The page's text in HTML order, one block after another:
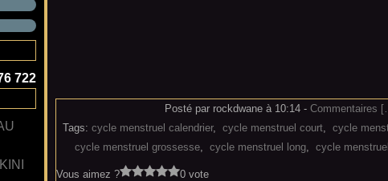
722
Posté par rockdwane à 10:14 - Commentaires [
Tags: cycle menstruel calendrier, cycle menstruel court, cycle
cycle menstruel grossesse, cycle menstruel long, cycle
Vous aimez ? 0 vote